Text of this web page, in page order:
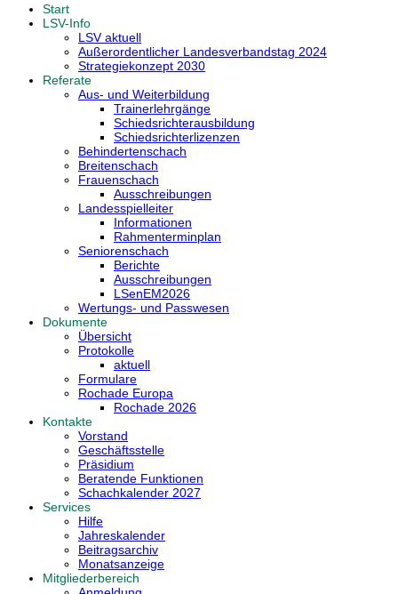
Start
LSV-Info
LSV aktuell
Außerordentlicher Landesverbandstag 2024
Strategiekonzept 2030
Referate
Aus- und Weiterbildung
Trainerlehrgänge
Schiedsrichterausbildung
Schiedsrichterlizenzen
Behindertenschach
Breitenschach
Frauenschach
Ausschreibungen
Landesspielleiter
Informationen
Rahmenterminplan
Seniorenschach
Berichte
Ausschreibungen
LSenEM2026
Wertungs- und Passwesen
Dokumente
Übersicht
Protokolle
aktuell
Formulare
Rochade Europa
Rochade 2026
Kontakte
Vorstand
Geschäftsstelle
Präsidium
Beratende Funktionen
Schachkalender 2027
Services
Hilfe
Jahreskalender
Beitragsarchiv
Monatsanzeige
Mitgliederbereich